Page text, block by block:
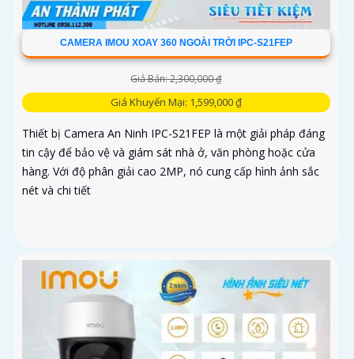
CAMERA IMOU XOAY 360 NGOÀI TRỜI IPC-S21FEP
Giá Bán: 2,300,000 ₫
Giá Khuyến Mại: 1,599,000 ₫
Thiết bị Camera An Ninh IPC-S21FEP là một giải pháp đáng
tin cậy để bảo vệ và giám sát nhà ở, văn phòng hoặc cửa
hàng. Với độ phân giải cao 2MP, nó cung cấp hình ảnh sắc
nét và chi tiết